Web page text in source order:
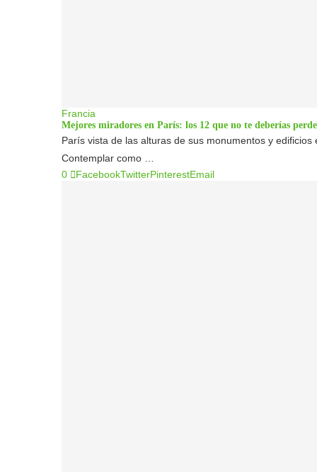
Francia
Mejores miradores en París: los 12 que no te deberías
París vista de las alturas de sus monumentos y
Contemplar como …
0
FacebookTwitterPinterestEmail